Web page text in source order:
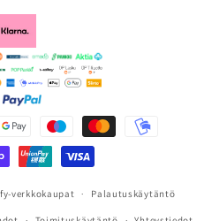
verkkokaupat Palautuskäytäntö